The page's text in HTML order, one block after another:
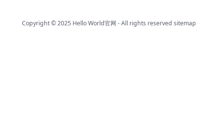
Copyright © 2025 Hello World官网 - All rights reserved sitemap